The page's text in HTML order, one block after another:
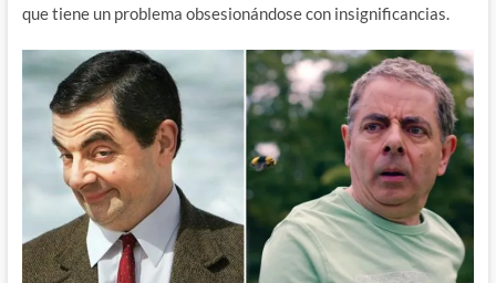
que tiene un problema obsesionándose con insignificancias.